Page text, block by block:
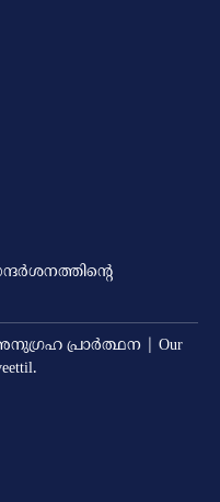
പ്രാർത്ഥന | Our